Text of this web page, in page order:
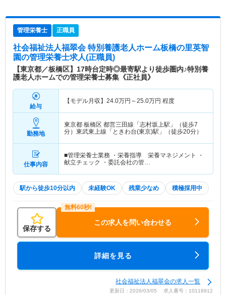
管理栄養士 正職員
社会福祉法人福翠会 特別養護老人ホーム板橋の里英智
園の管理栄養士求人(正職員)
【東京都／板橋区】17時台定時◎最寄駅より徒歩圏内♪特別養
護老人ホームでの管理栄養士募集《正社員》
給与
【モデル月収】 24.0万円～25.0万円 程度
勤務地
東京都 板橋区 都営三田線「志村坂上駅」（徒歩7
分）東武東上線「ときわ台(東京)駅」（徒歩20分）
仕事内容
■管理栄養士業務 ・栄養指導 栄養マネジメント ・
献立チェック ・委託会社の管…
駅から徒歩10分以内 未経験OK 残業少なめ 積極採用中
保存する
この求人を問い合わせる
詳細を見る
社会福祉法人福翠会の求人一覧
更新日：2026/03/05 求人番号：10118912